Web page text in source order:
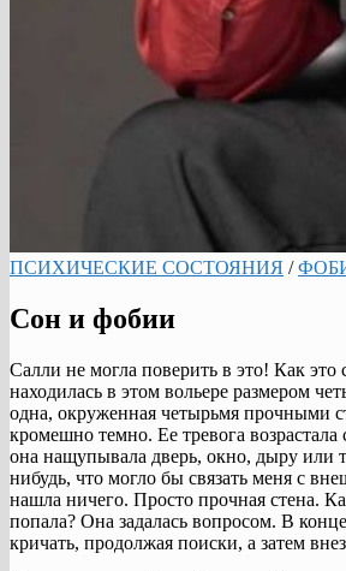
ПСИХИЧЕСКИЕ СОСТОЯНИЯ /
Сон и фобии
Салли не могла поверить в это! Как это
находилась в этом вольере размером
одна, окруженная четырьмя прочными
кромешно темно. Ее тревога
она нащупывала дверь, окно, дыру
нибудь, что могло бы связать меня с
нашла ничего. Просто прочная стена.
попала? Она задалась вопросом. В
кричать, продолжая поиски, а затем